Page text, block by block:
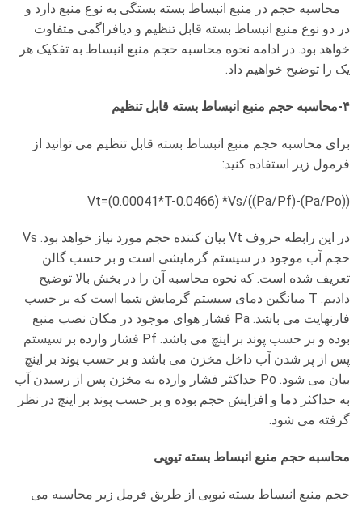
محاسبه حجم در منبع انبساط بسته بستگی به نوع منبع دارد و
در دو نوع منبع انبساط بسته قابل تنظیم و دیافراگمی متفاوت
خواهد بود. در ادامه نحوه محاسبه حجم منبع انبساط به تفکیک هر
یک را توضیح خواهیم داد.
۴-محاسبه حجم منبع انبساط بسته قابل تنظیم
برای محاسبه حجم منبع انبساط بسته قابل تنظیم می توانید از
فرمول زیر استفاده کنید:
Vt=(0.00041*T-0.0466) *Vs/((Pa/Pf)-(Pa/Po))
در این رابطه حروف Vt بیان کننده حجم مورد نیاز خواهد بود. Vs
حجم آب موجود در سیستم گرمایشی است و بر حسب گالن
تعریف شده است. که نحوه محاسبه آن را در بخش بالا توضیح
دادیم. T میانگین دمای سیستم گرمایش شما است که بر حسب
فارنهایت می باشد. Pa فشار هوای موجود در مکان نصب منبع
بوده و بر حسب پوند بر اینچ می باشد. Pf فشار وارده بر سیستم
پس از پر شدن آب داخل مخزن می باشد و بر حسب پوند بر اینچ
بیان می شود. Po حداکثر فشار وارده به مخزن پس از رسیدن آب
به حداکثر دما و افزایش حجم بوده و بر حسب پوند بر اینچ در نظر
گرفته می شود.
محاسبه حجم منبع انبساط بسته تیوپی
حجم منبع انبساط بسته تیوپی از طریق فرمل زیر محاسبه می